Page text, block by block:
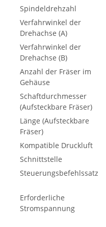
Spindeldrehzahl
Verfahrwinkel der
Drehachse (A)
Verfahrwinkel der
Drehachse (B)
Anzahl der Fräser im
Gehäuse
Schaftdurchmesser
(Aufsteckbare Fräser)
Länge (Aufsteckbare
Fräser)
Kompatible Druckluft
Schnittstelle
Steuerungsbefehlssatz
Erforderliche
Stromspannung